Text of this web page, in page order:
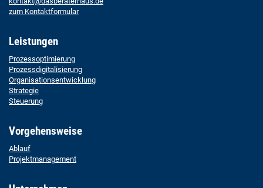
zum Kontaktformular
Leistungen
Prozessoptimierung
Prozessdigitalisierung
Organisationsentwicklung
Strategie
Steuerung
Vorgehensweise
Ablauf
Projektmanagement